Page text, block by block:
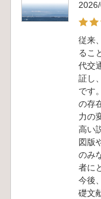
従来
るこ
代交
証し
です
の存
力の
高い
図版
のみ
者に
今後
礎文